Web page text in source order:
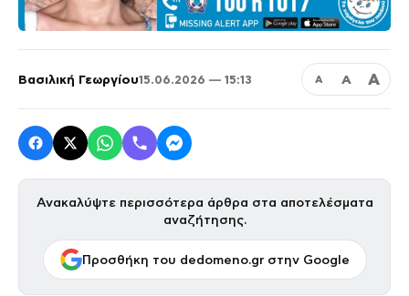
Βασιλική Γεωργίου15.06.2026 — 15:13 Α Α Α
Ανακαλύψτε περισσότερα άρθρα στα αποτελέσματα
αναζήτησης.
Προσθήκη του dedomeno.gr στην Google